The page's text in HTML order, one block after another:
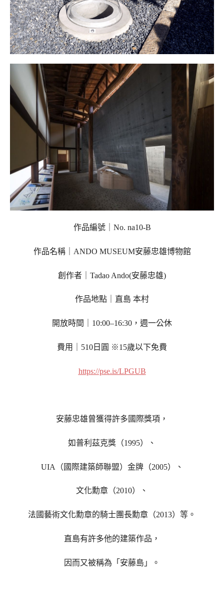
作品編號｜No. na10-B
作品名稱｜ANDO MUSEUM安藤忠雄博物館
創作者｜Tadao Ando(安藤忠雄)
作品地點｜直島 本村
開放時間｜10:00–16:30，週一公休
費用｜510日圓 ※15歲以下免費
https://pse.is/LPGUB
安藤忠雄曾獲得許多國際獎項，
如普利茲克獎（1995）、
UIA（國際建築師聯盟）金牌（2005）、
文化勳章（2010）、
法國藝術文化勳章的騎士團長勳章（2013）等。
直島有許多他的建築作品，
因而又被稱為「安藤島」。